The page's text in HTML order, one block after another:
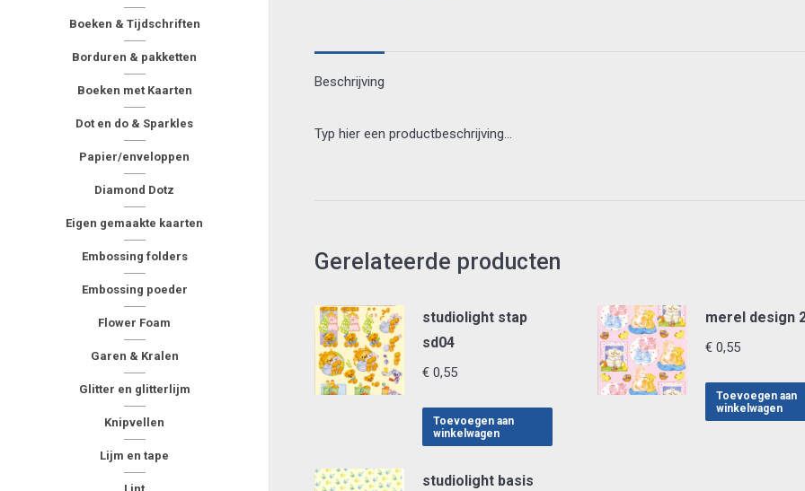
Boeken & Tijdschriften
Borduren & pakketten
Boeken met Kaarten
Dot en do & Sparkles
Papier/enveloppen
Diamond Dotz
Eigen gemaakte kaarten
Embossing folders
Embossing poeder
Flower Foam
Garen & Kralen
Glitter en glitterlijm
Knipvellen
Lijm en tape
Beschrijving
Typ hier een productbeschrijving…
Gerelateerde producten
studiolight stap
sd04
€ 0,55
Toevoegen aan
winkelwagen
merel design
€0,55
Toevoegen aan
winkelwagen
studiolight basis